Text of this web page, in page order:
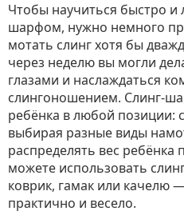
Чтобы научиться быстро и
шарфом, нужно немного
мотать слинг хотя бы
через неделю вы могли
глазами и наслаждаться
слингоношением. Слинг-
ребёнка в любой позиции:
выбирая разные виды
распределять вес ребёнка
можете использовать
коврик, гамак или качелю
практично и весело.